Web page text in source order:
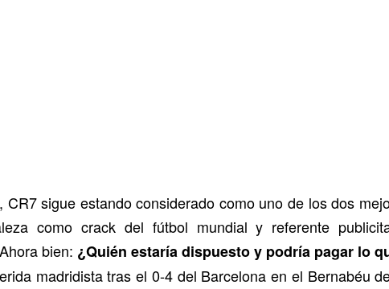
sigue estando considerado como uno de los dos
como crack del fútbol mundial y referente
bien: ¿Quién estaría dispuesto y podría pagar lo
madridista tras el 0-4 del Barcelona en el Bernabéu